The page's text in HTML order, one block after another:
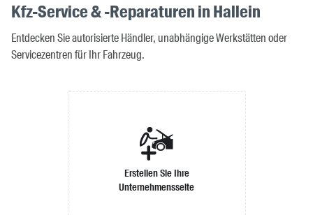
Kfz-Service & -Reparaturen in Hallein
Entdecken Sie autorisierte Händler, unabhängige Werkstätten oder
Servicezentren für Ihr Fahrzeug.
Erstellen Sie Ihre
Unternehmensseite